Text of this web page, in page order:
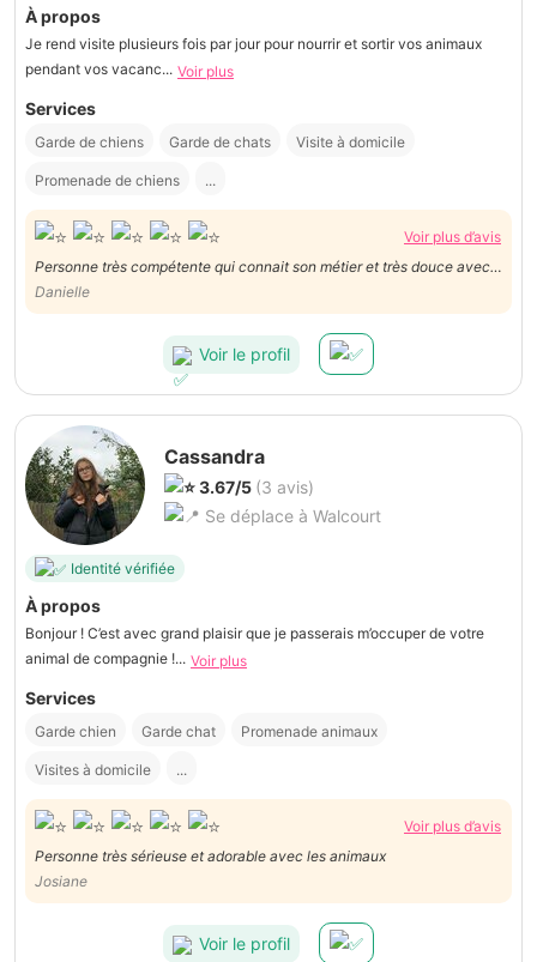
À propos
Je rend visite plusieurs fois par jour pour nourrir et sortir vos animaux
pendant vos vacanc... Voir plus
Services
Garde de chiens Garde de chats Visite à domicile
Promenade de chiens ...
Voir plus d’avis
Personne très compétente qui connait son métier et très douce avec
notre chien.
Danielle
Voir le profil
Cassandra
3.67/5 (3 avis)
Se déplace à Walcourt
Identité vérifiée
À propos
Bonjour ! C’est avec grand plaisir que je passerais m’occuper de votre
animal de compagnie !... Voir plus
Services
Garde chien Garde chat Promenade animaux
Visites à domicile ...
Voir plus d’avis
Personne très sérieuse et adorable avec les animaux
Josiane
Voir le profil